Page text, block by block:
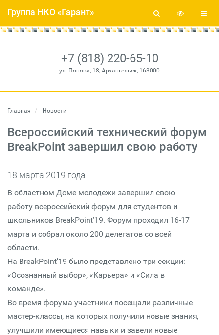
+7 (818) 220-65-10
ул. Попова, 18, Архангельск, 163000
Группа НКО «Гарант»
Главная Новости
Всероссийский технический форум
BreakPoint завершил свою работу
18 марта 2019 года
В областном Доме молодежи завершил свою
работу всероссийский форум для студентов и
школьников BreakPoint’19. Форум проходил 16-17
марта и собрал около 200 делегатов со всей
области.
На BreakPoint’19 было представлено три секции:
«Осознанный выбор», «Карьера» и «Сила в
команде».
Во время форума участники посещали различные
мастер-классы, на которых получили новые знания,
улучшили имеющиеся навыки и завели новые